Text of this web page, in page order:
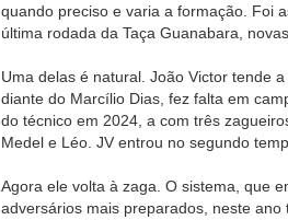
quando preciso e varia a formação. Foi
última rodada da Taça Guanabara,
Uma delas é natural. João Victor tende
diante do Marcílio Dias, fez falta em
do técnico em 2024, a com três
Medel e Léo. JV entrou no segundo
Agora ele volta à zaga. O sistema, que
adversários mais preparados, neste